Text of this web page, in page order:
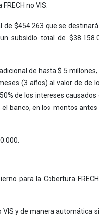
no VIS.
$454.263 que se
subsidio total de
de hasta $ 5
(3 años) al valor de de
de los intereses
banco, en los montos
para la Cobertura
y de manera automática